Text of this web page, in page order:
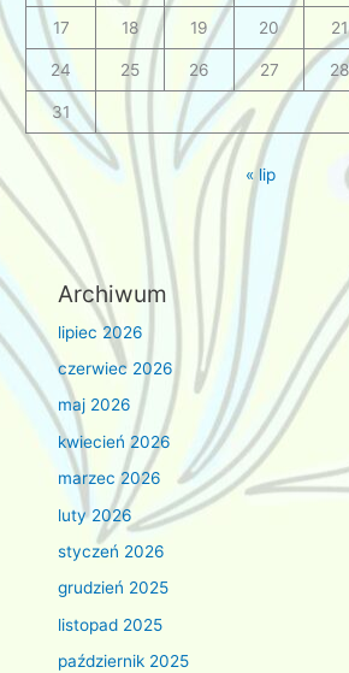
17 18 19 20 21
24 25 26 27 28
31
« lip
Archiwum
lipiec 2026
czerwiec 2026
maj 2026
kwiecień 2026
marzec 2026
luty 2026
styczeń 2026
grudzień 2025
listopad 2025
październik 2025